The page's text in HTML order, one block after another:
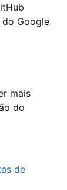
Google
mais
do
de